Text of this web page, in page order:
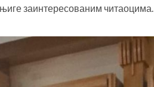
заинтересованим читаоцима.